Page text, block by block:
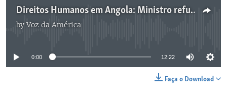
Direitos Humanos em Angola: Ministro refuta críticas e líder cívico lamenta "inverdades"
byVoz da América
No media source currently available
0:00 12:22
Faça o Download